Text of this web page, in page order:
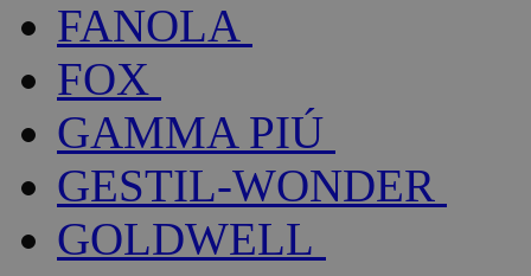
FANOLA
FOX
GAMMA PIÚ
GESTIL-WONDER
GOLDWELL